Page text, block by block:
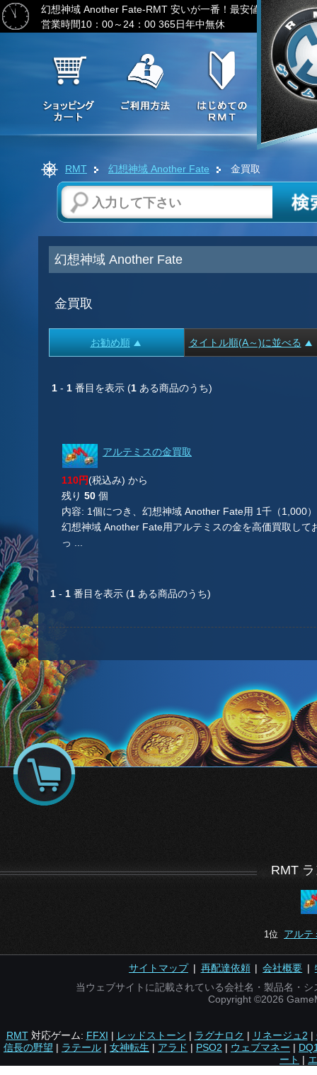
幻想神域 Another Fate-RMT 安いが一番！最安値へ挑戦-ゲー
営業時間10：00～24：00 365日年中無休
RMT 幻想神域 Another Fate 金買取
幻想神域 Another Fate
金買取
お勧め順 タイトル順(A～)に並べる
1 - 1 番目を表示 (1 ある商品のうち)
アルテミスの金買取
110円(税込み) から
残り 50 個
内容: 1個につき、幻想神域 Another Fate用 1千（1,000
幻想神域 Another Fate用アルテミスの金を高価買取し
っ ...
1 - 1 番目を表示 (1 ある商品のうち)
RMT
1位 アルテ
サイトマップ| 再配達依頼|会社概要 |
当ウェブサイトに記載されている会社名・製品名・
Copyright ©2026
RMT対応ゲーム: FFXI | レッドストーン | ラグナロク | リネージュ2 |
信長の野望 | ラテール | 女神転生 | アラド | PSO2 | ウェブマネー |
ート |